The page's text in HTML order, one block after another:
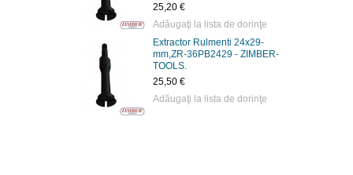
25,20 €
Adăugaţi la lista de dorinţe
Extractor Rulmenti 24х29-
mm,ZR-36PB2429 - ZIMBER-
TOOLS.
25,50 €
Adăugaţi la lista de dorinţe